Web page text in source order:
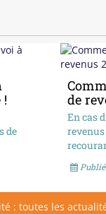
de
de
En cas
: toutes les